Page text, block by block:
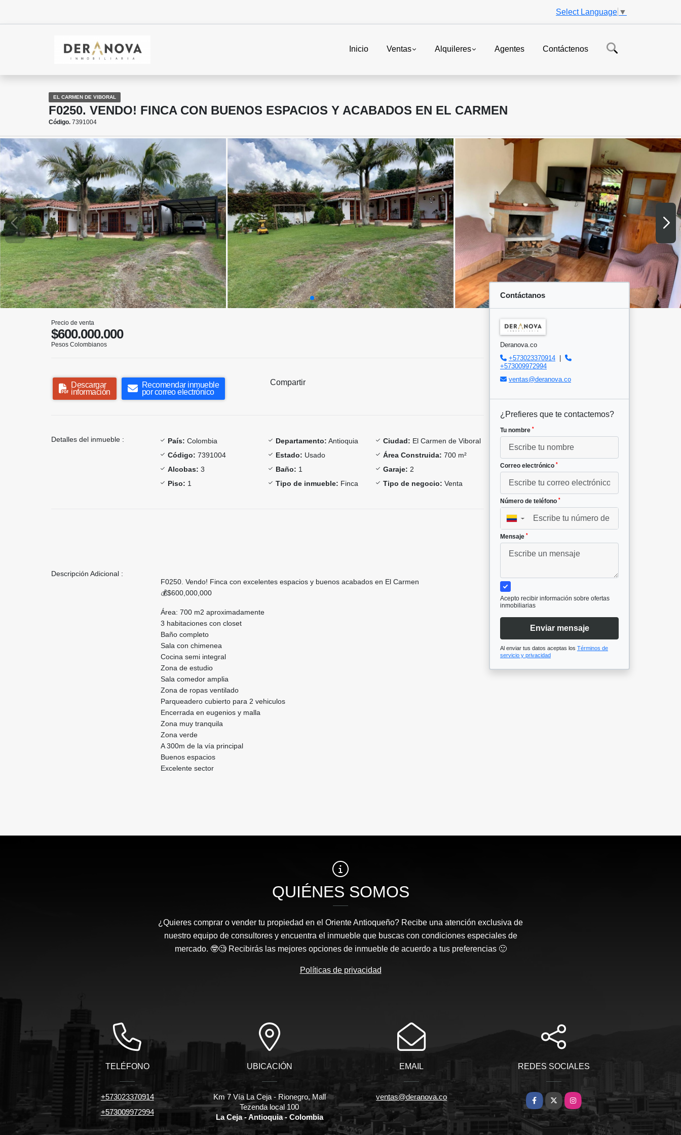
Select Language ▼
Inicio Ventas Alquileres Agentes Contáctenos
EL CARMEN DE VIBORAL
F0250. VENDO! FINCA CON BUENOS ESPACIOS Y ACABADOS EN EL CARMEN
Código. 7391004
Precio de venta
$600.000.000
Pesos Colombianos
Descargar
información
Recomendar inmueble
por correo electrónico
Compartir
Detalles del inmueble : País: Colombia Departamento: Antioquia Ciudad: El Carmen de Viboral
Código: 7391004 Estado: Usado Área Construida: 700 m²
Alcobas: 3 Baño: 1 Garaje: 2
Piso: 1 Tipo de inmueble: Finca Tipo de negocio: Venta
Descripción Adicional :
F0250. Vendo! Finca con excelentes espacios y buenos acabados en El Carmen
💰$600,000,000
Área: 700 m2 aproximadamente
3 habitaciones con closet
Baño completo
Sala con chimenea
Cocina semi integral
Zona de estudio
Sala comedor amplia
Zona de ropas ventilado
Parqueadero cubierto para 2 vehiculos
Encerrada en eugenios y malla
Zona muy tranquila
Zona verde
A 300m de la vía principal
Buenos espacios
Excelente sector
Contáctanos
Deranova.co
+573023370914
+573009972994
ventas@deranova.co
¿Prefieres que te contactemos?
Tu nombre *
Correo electrónico *
Número de teléfono *
▼
Mensaje *
Acepto recibir información sobre ofertas
inmobiliarias
Enviar mensaje
Al enviar tus datos aceptas los Términos de
servicio y privacidad
QUIÉNES SOMOS
¿Quieres comprar o vender tu propiedad en el Oriente Antioqueño? Recibe una atención exclusiva de
nuestro equipo de consultores y encuentra el inmueble que buscas con condiciones especiales de
mercado. 🤓🧐 Recibirás las mejores opciones de inmueble de acuerdo a tus preferencias 🙂
Políticas de privacidad
TELÉFONO
+573023370914
+573009972994
UBICACIÓN
Km 7 Vía La Ceja - Rionegro, Mall
Tezenda local 100
La Ceja - Antioquia - Colombia
EMAIL
ventas@deranova.co
REDES SOCIALES
Facebook
X Instagram